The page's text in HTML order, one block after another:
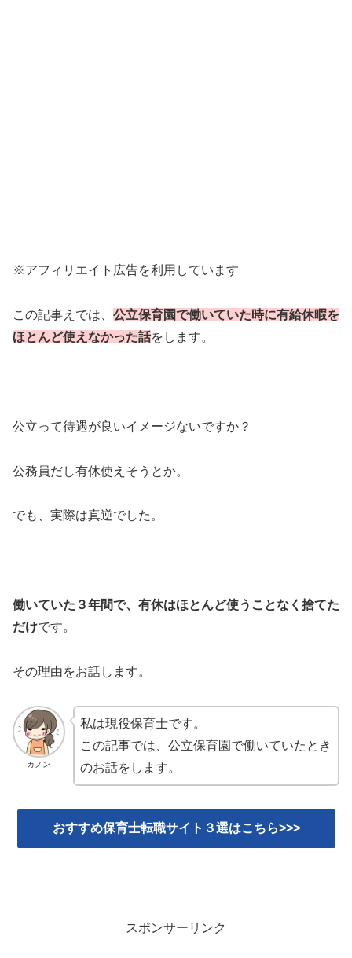
※アフィリエイト広告を利用しています
この記事えでは、 公立保育園で働いていた時に有給休暇を
ほとんど使えなかった話をします。
公立って待遇が良いイメージないですか？
公務員だし有休使えそうとか。
でも、実際は真逆でした。
働いていた３年間で、有休はほとんど使うことなく捨てた
だけです。
その理由をお話します。
カノン
私は現役保育士です。
この記事では、公立保育園で働いていたとき
のお話をします。
おすすめ保育士転職サイト３選はこちら>>>
スポンサーリンク